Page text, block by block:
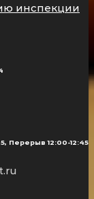
инспекции
Перерыв 12:00-12:45